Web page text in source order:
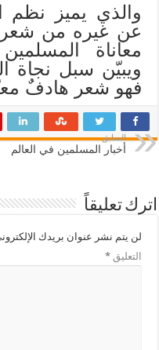
والذي يميز نظم
عن غيره من
معاناة
ويبيّن سبل نجاة
فهو شعر هادفٌ
السابق
أخبار المسلمين في العالم
اترك تعليقاً
لن يتم نشر عنوان بريدك
التعليق*